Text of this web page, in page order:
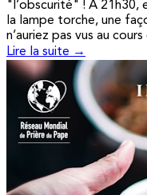
"l’obscurité" ! A 21h30,
la lampe torche, une
n’auriez pas vus au
Lire la suite →